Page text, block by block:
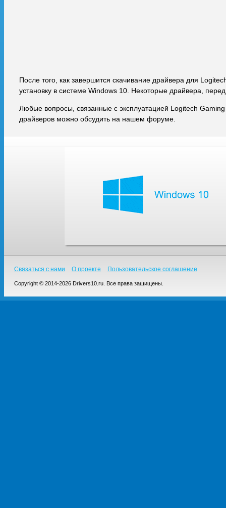
После того, как завершится скачивание драйвера для
установку в системе Windows 10. Некоторые драйвера,
Любые вопросы, связанные с эксплуатацией Logitech
драйверов можно обсудить на нашем форуме.
Связаться с нами О проекте Пользовательское соглашение
Copyright © 2014-2026 Drivers10.ru. Все права защищены.